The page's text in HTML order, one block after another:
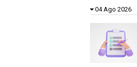
04 Ago 2026